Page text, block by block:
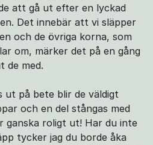
att gå ut efter en lyckad
Det innebär att vi släpper
och de övriga korna, som
om, märker det på en gång
de med.
ut på bete blir de väldigt
och en del stångas med
ganska roligt ut! Har du inte
tycker jag du borde åka